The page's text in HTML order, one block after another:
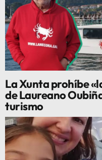
La Xunta prohíbe
de Laureano
turismo